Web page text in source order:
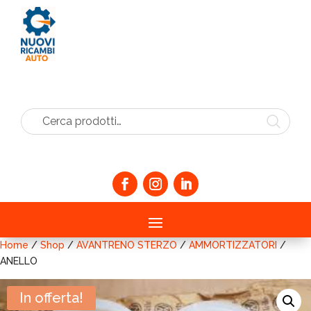
Cerca prodotti…
Home / Shop / AVANTRENO STERZO / AMMORTIZZATORI /
ANELLO
In offerta!